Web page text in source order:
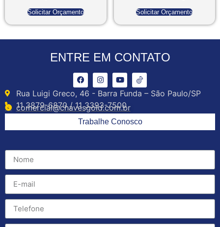
Solicitar Orçamento Solicitar Orçamento
ENTRE EM CONTATO
Rua Luigi Greco, 46 - Barra Funda – São Paulo/SP
11 3879-6870 / 11 3393-7500
comercial@chavesgold.com.br
Trabalhe Conosco